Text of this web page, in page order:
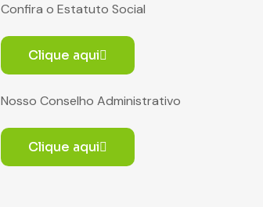
Confira o Estatuto Social
Clique aqui
Nosso Conselho Administrativo
Clique aqui